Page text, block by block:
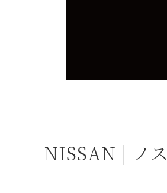
NISSAN | ノ